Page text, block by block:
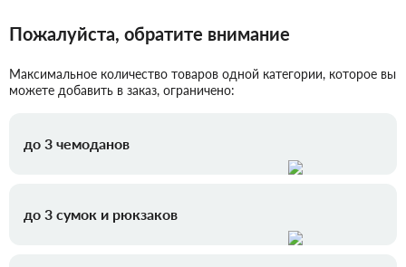
Пожалуйста, обратите внимание
Максимальное количество товаров одной категории, которое вы
можете добавить в заказ, ограничено:
до 3 чемоданов
до 3 сумок и рюкзаков